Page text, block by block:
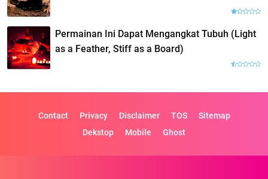
Permainan Ini Dapat Mengangkat Tubuh (Light
as a Feather, Stiff as a Board)
Contact Privacy Disclaimer TOS
Sitemap
Dekstop
Mobile Ghost